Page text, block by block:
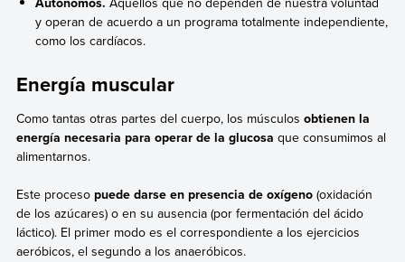
y operan de acuerdo a un programa totalmente independiente,
como los cardíacos.
Energía muscular
Como tantas otras partes del cuerpo, los músculos obtienen la
energía necesaria para operar de la glucosa que consumimos al
alimentarnos.
Este proceso puede darse en presencia de oxígeno(oxidación
de los azúcares) o en su ausencia (por fermentación del ácido
láctico). El primer modo es el correspondiente a los ejercicios
aeróbicos, el segundo a los anaeróbicos.